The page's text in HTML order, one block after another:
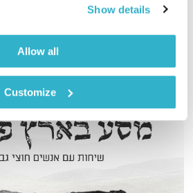
Show details
Allow all
Customize
אודיו